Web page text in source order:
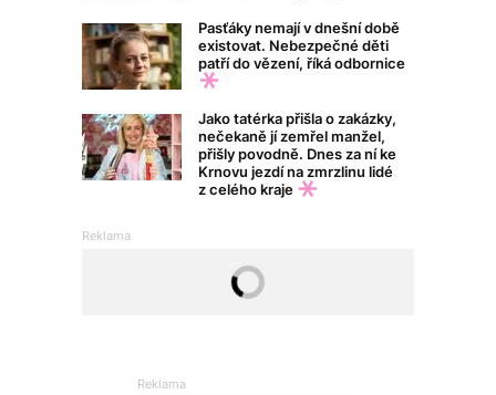
Pasťáky nemají v dnešní době
existovat. Nebezpečné děti
patří do vězení, říká odbornice
Jako tatérka přišla o zakázky,
nečekaně jí zemřel manžel,
přišly povodně. Dnes za ní ke
Krnovu jezdí na zmrzlinu lidé
z celého kraje